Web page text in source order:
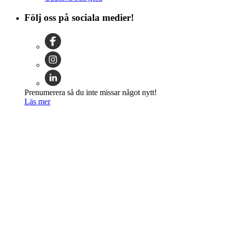
Följ oss på sociala medier!
Prenumerera så du inte missar något nytt!
Läs mer